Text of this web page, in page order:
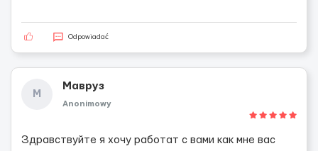
Odpowiadać
М
Мавруз
Anonimowy
Здравствуйте я хочу работат с вами как мне вас